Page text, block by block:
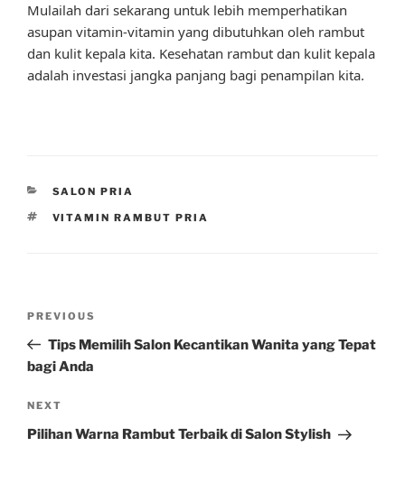
Mulailah dari sekarang untuk lebih memperhatikan
asupan vitamin-vitamin yang dibutuhkan oleh rambut
dan kulit kepala kita. Kesehatan rambut dan kulit kepala
adalah investasi jangka panjang bagi penampilan kita.
CATEGORIES
SALON PRIA
TAGS
VITAMIN RAMBUT PRIA
Previous
Post
PREVIOUS
Tips Memilih Salon Kecantikan Wanita yang Tepat
bagi Anda
Next
Post
NEXT
Pilihan Warna Rambut Terbaik di Salon Stylish